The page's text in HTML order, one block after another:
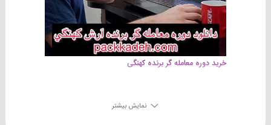
خرید دوره معامله گر برنده کهنگی
نمایش بیشتر